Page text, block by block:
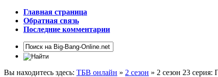
Главная страница
Обратная связь
Последние комментарии
Вы находитесь здесь: ТБВ онлайн » 2 сезон » 2 сезон 23 серия: